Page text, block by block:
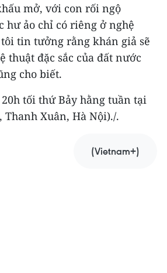
mở, với con rối ngộ
hư ảo chỉ có riêng ở nghệ
tin tưởng rằng khán giả sẽ
đặc sắc của đất nước
cho biết.
tối thứ Bảy hằng tuần tại
Xuân, Hà Nội)./.
(Vietnam+)